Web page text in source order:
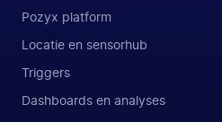
Pozyx platform
Locatie en sensorhub
Triggers
Dashboards en analyses